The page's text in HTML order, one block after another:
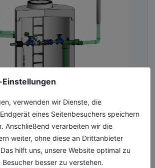
verwenden wir Dienste, die
eines Seitenbesuchers speichern
Anschließend verarbeiten wir die
weiter, ohne diese an Drittanbieter
hilft uns, unsere Website optimal zu
besser zu verstehen.
Technik für sichere
VodaCheck
speziell für den Einsatz in
und industriellen